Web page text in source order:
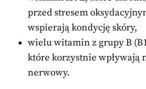
przed stresem
wspierają kondycję skóry,
wielu witamin z grupy B
które korzystnie wpływają
nerwowy.